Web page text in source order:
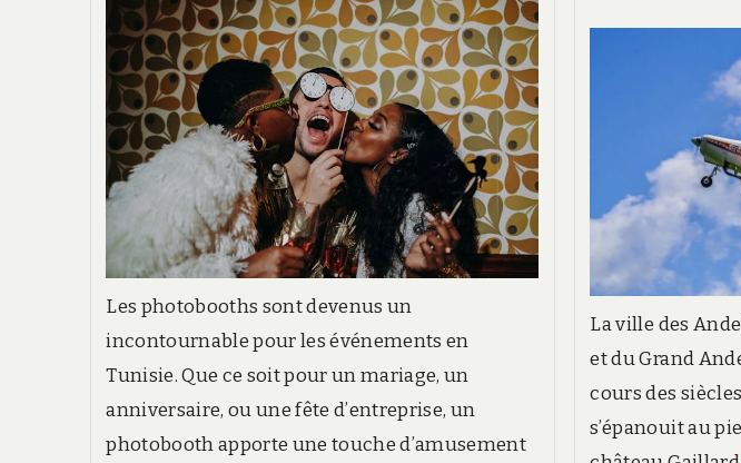
Les photobooths sont devenus un
incontournable pour les événements en
Tunisie. Que ce soit pour un mariage, un
anniversaire, ou une fête d’entreprise, un
photobooth apporte une touche d’amusement
La ville des
et du Grand
cours des
s’épanouit au